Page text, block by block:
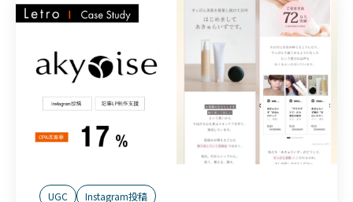
UGC Instagram投稿